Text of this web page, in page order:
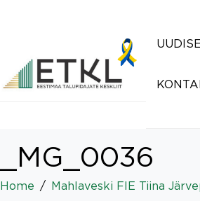
_MG_0036
Home Mahlaveski FIE Tiina